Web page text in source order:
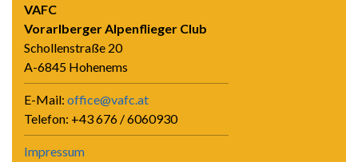
VAFC
Vorarlberger Alpenflieger Club
Schollenstraße 20
A-6845 Hohenems
E-Mail: office@vafc.at
Telefon: +43 676 / 6060930
Impressum